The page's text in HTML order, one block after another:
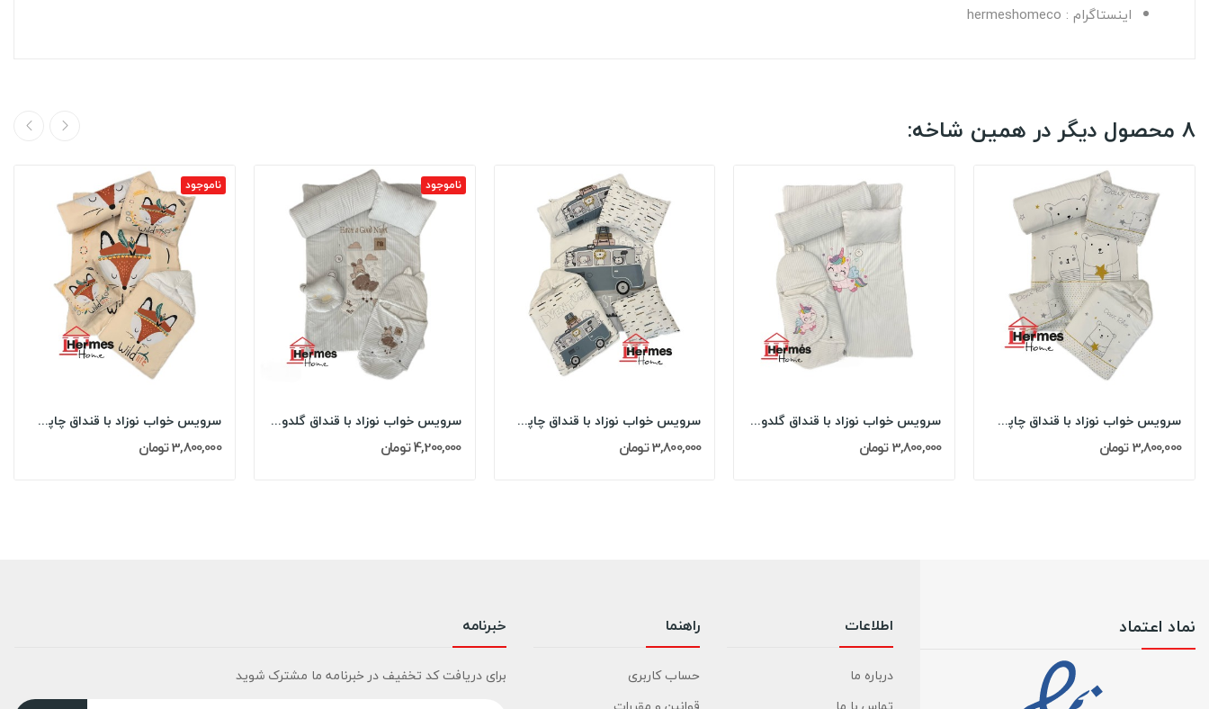
اینستاگرام : hermeshomeco
8 محصول دیگر در همین شاخه:
ناموجود
سرویس خواب نوزاد با قنداق چاپی مادرکر...
3,800,000 تومان
ناموجود
سرویس خواب نوزاد با قنداق گلدوزی مادرکر...
4,200,000 تومان
سرویس خواب نوزاد با قنداق چاپی مادرکر...
3,800,000 تومان
سرویس خواب نوزاد با قنداق گلدوزی مادرکر...
3,800,000 تومان
سرویس خواب نوزاد با قنداق چاپی مادرکر...
3,800,000 تومان
نماد اعتماد اطلاعات
درباره ما
راهنما
حساب کاربری
خبرنامه
برای دریافت کد تخفیف در خبرنامه ما مشترک شوید